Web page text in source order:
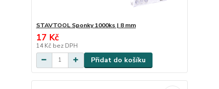
STAVTOOL Sponky 1000ks | 8 mm
17 Kč
14 Kč bez DPH
Přidat do košíku